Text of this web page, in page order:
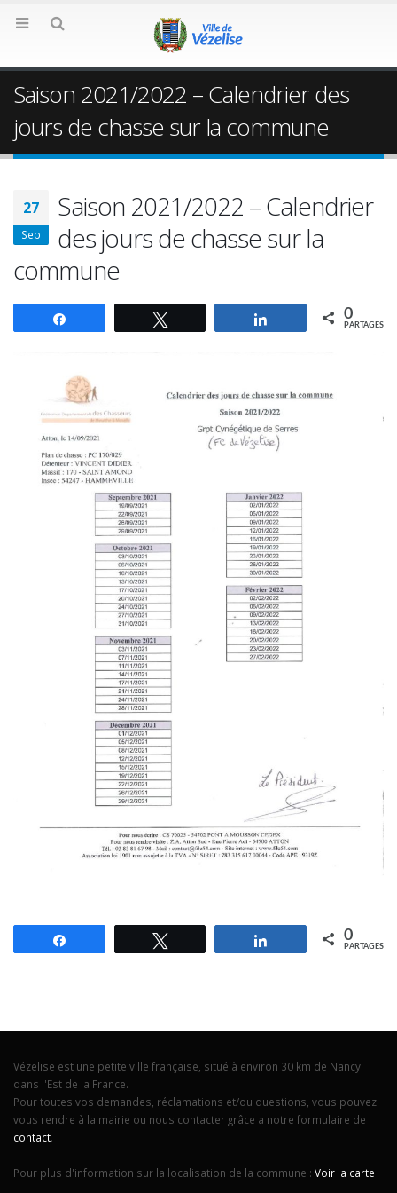
Saison 2021/2022 – Calendrier des
jours de chasse sur la commune
27
Sep
Saison 2021/2022 – Calendrier
des jours de chasse sur la
commune
Partagez 0
PARTAGES
Partagez 0
PARTAGES
Vézelise est une petite ville française, situé à environ 30 km de Nancy
dans l'Est de la France.
Pour toutes vos demandes, réclamations et/ou questions, vous pouvez
vous rendre à la mairie ou nous contacter grâce a notre formulaire de
contact.
Pour plus d'information sur la localisation de la commune : Voir la carte